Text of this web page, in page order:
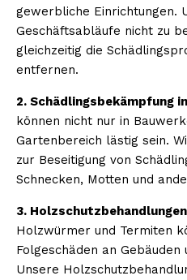
gewerbliche Einrichtungen.
Geschäftsabläufe nicht zu
gleichzeitig die
entfernen.
2. Schädlingsbekämpfung
können nicht nur in
Gartenbereich lästig sein.
zur Beseitigung von
Schnecken, Motten und
3.
Holzwürmer und Termiten
Folgeschäden an
Unsere